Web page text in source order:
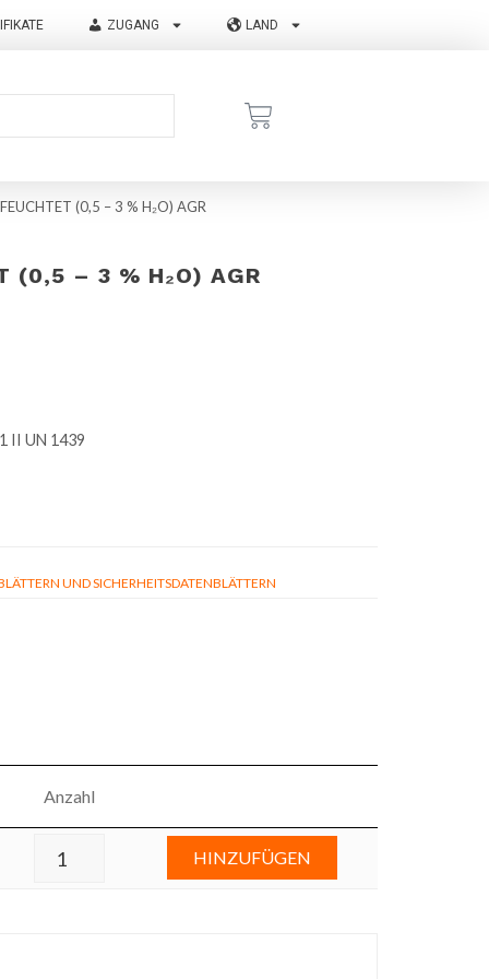
ZUGANG LAND
(0,5 – 3 % H₂O) AGR
(0,5 – 3 % H₂O) AGR
II UN 1439
UND SICHERHEITSDATENBLÄTTERN
Anzahl
HINZUFÜGEN